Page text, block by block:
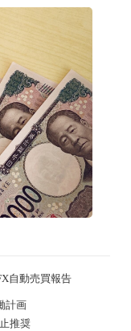
自動売買報告
計画
推奨